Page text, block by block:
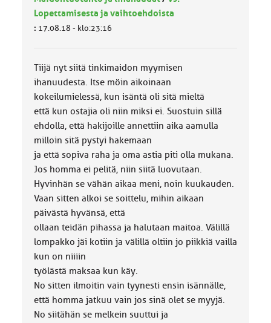
Lopettamisesta ja vaihtoehdoista
: 17.08.18 - klo:23:16
Tiijä nyt siitä tinkimaidon myymisen
ihanuudesta. Itse möin aikoinaan
kokeilumielessä, kun isäntä oli sitä mieltä
että kun ostajia oli niin miksi ei. Suostuin sillä
ehdolla, että hakijoille annettiin aika aamulla
milloin sitä pystyi hakemaan
ja että sopiva raha ja oma astia piti olla mukana.
Jos homma ei pelitä, niin siitä luovutaan.
Hyvinhän se vähän aikaa meni, noin kuukauden.
Vaan sitten alkoi se soittelu, mihin aikaan
päivästä hyvänsä, että
ollaan teidän pihassa ja halutaan maitoa. Välillä
lompakko jäi kotiin ja välillä oltiin jo piikkiä vailla
kun on niiiin
työlästä maksaa kun käy.
No sitten ilmoitin vain tyynesti ensin isännälle,
että homma jatkuu vain jos sinä olet se myyjä.
No siitähän se melkein suuttui ja